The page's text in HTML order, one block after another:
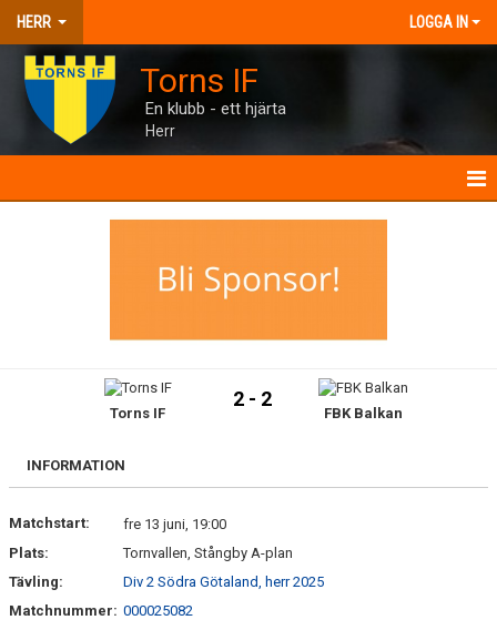
HERR LOGGA IN
Torns IF
En klubb - ett hjärta
Herr
BILDGALLERI
Torns IF
2 - 2
FBK Balkan
INFORMATION
Matchstart:
fre 13 juni, 19:00
Plats:
Tornvallen, Stångby A-plan
Tävling:
Div 2 Södra Götaland, herr 2025
Matchnummer: 000025082